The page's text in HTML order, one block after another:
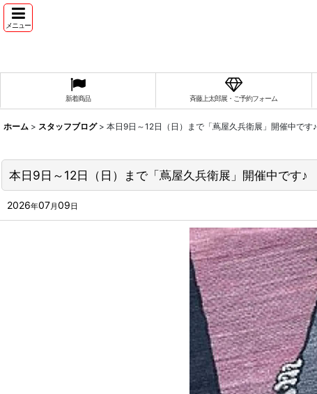
メニュー
新着商品 斉藤上太郎展・ご予約フォーム
ホーム > スタッフブログ > 本日9日～12日（日）まで「蔦屋久兵衛展」開催中です♪
本日9日～12日（日）まで「蔦屋久兵衛展」開催中です♪
2026年07月09日